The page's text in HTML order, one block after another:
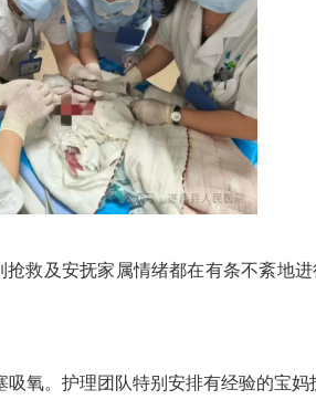
救及安抚家属情绪都在有条不紊地
氧。护理团队特别安排有经验的宝妈